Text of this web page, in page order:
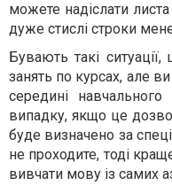
можете надіслати
дуже стислі строки
Бувають такі
занять по курсах, але
середині
випадку, якщо це
буде визначено за
не проходите, тоді
вивчати мову із самих